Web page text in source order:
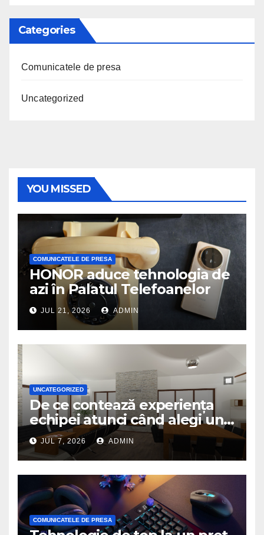
Categories
Comunicatele de presa
Uncategorized
YOU MISSED
COMUNICATELE DE PRESA
HONOR aduce tehnologia de
azi în Palatul Telefoanelor
JUL 21, 2026 ADMIN
UNCATEGORIZED
De ce contează experiența
echipei atunci când alegi un
birou de arhitectură
JUL 7, 2026 ADMIN
COMUNICATELE DE PRESA